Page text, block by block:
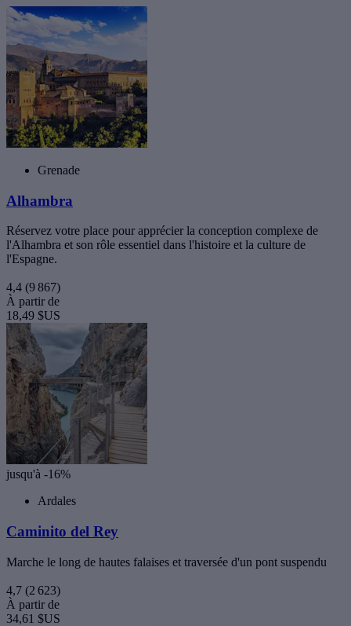
Grenade
Alhambra
Réservez votre place pour apprécier la conception complexe de
l'Alhambra et son rôle essentiel dans l'histoire et la culture de
l'Espagne.
4,4 (9 867)
À partir de
18,49 $US
jusqu'à -16%
Ardales
Caminito del Rey
Marche le long de hautes falaises et traversée d'un pont suspendu
4,7 (2 623)
À partir de
34,61 $US